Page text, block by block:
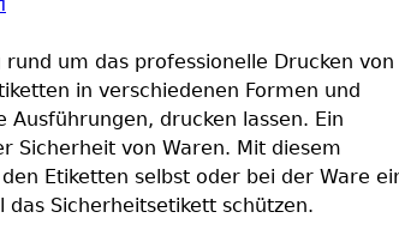
um das professionelle Drucken von
in verschiedenen Formen und
drucken lassen. Ein
Sicherheit von Waren. Mit diesem
Etiketten selbst oder bei der Ware
Sicherheitsetikett schützen.